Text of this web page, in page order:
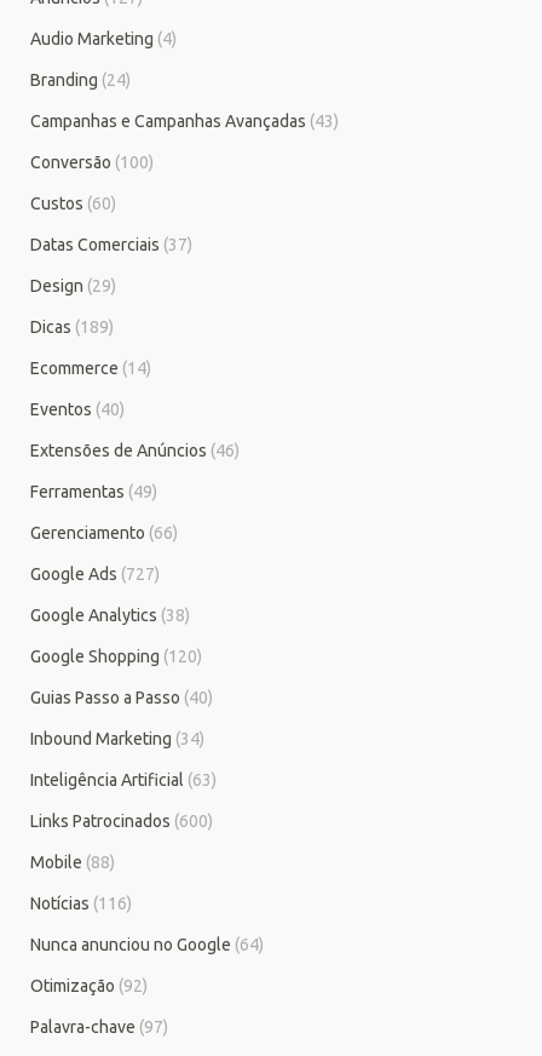
Audio Marketing (4)
Branding (24)
Campanhas e Campanhas Avançadas (43)
Conversão (100)
Custos (60)
Datas Comerciais (37)
Design (29)
Dicas (189)
Ecommerce (14)
Eventos (40)
Extensões de Anúncios (46)
Ferramentas (49)
Gerenciamento (66)
Google Ads (727)
Google Analytics (38)
Google Shopping (120)
Guias Passo a Passo (40)
Inbound Marketing (34)
Inteligência Artificial (63)
Links Patrocinados (600)
Mobile (88)
Notícias (116)
Nunca anunciou no Google (64)
Otimização (92)
Palavra-chave (97)